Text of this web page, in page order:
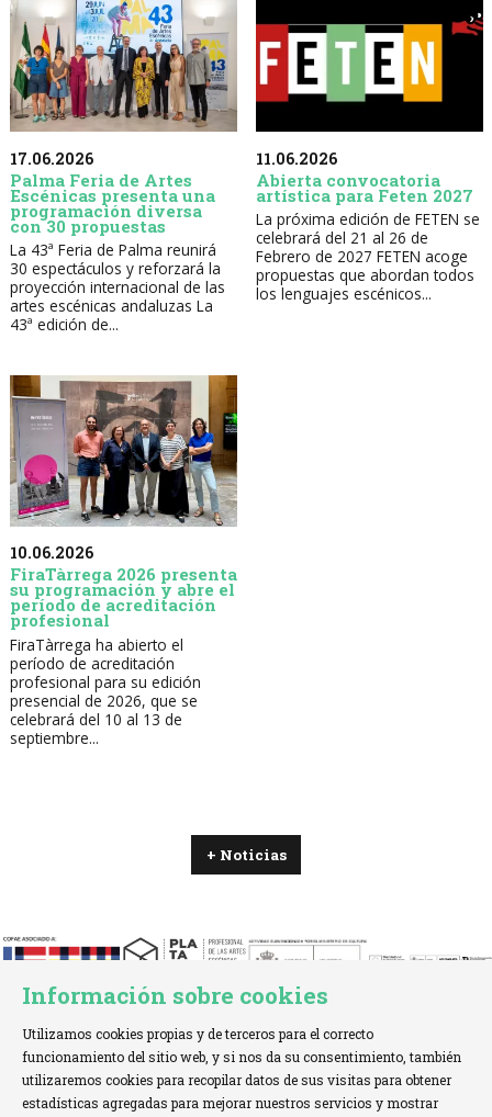
17.06.2026
Palma Feria de Artes
Escénicas presenta una
programación diversa
con 30 propuestas
La 43ª Feria de Palma reunirá
30 espectáculos y reforzará la
proyección internacional de las
artes escénicas andaluzas La
43ª edición de...
11.06.2026
Abierta convocatoria
artística para Feten 2027
La próxima edición de FETEN se
celebrará del 21 al 26 de
Febrero de 2027 FETEN acoge
propuestas que abordan todos
los lenguajes escénicos...
10.06.2026
FiraTàrrega 2026 presenta
su programación y abre el
período de acreditación
profesional
FiraTàrrega ha abierto el
período de acreditación
profesional para su edición
presencial de 2026, que se
celebrará del 10 al 13 de
septiembre...
+ Noticias
Información sobre cookies
Utilizamos cookies propias y de terceros para el correcto
funcionamiento del sitio web, y si nos da su consentimiento, también
utilizaremos cookies para recopilar datos de sus visitas para obtener
estadísticas agregadas para mejorar nuestros servicios y mostrar